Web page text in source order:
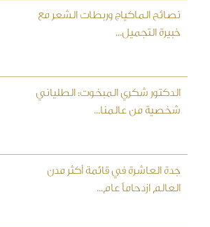
نصائح الماكياج وربطات الشعر مع
خبيرة التجميل...
الدكتور شكري المبخوت: الطلياني
شخصية من عالمنا...
جدة العاشرة في قائمة أكثر مدن
العالم ازدحاماً عام...